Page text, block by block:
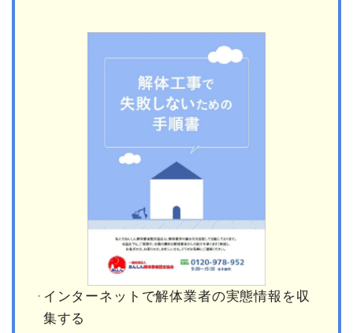
インターネットで解体業者の実態情報を収
集する